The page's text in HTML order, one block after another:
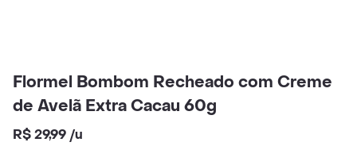
Flormel Bombom Recheado com Creme
de Avelã Extra Cacau 60g
R$ 29,99 /u